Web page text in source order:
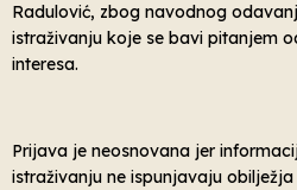
Radulović, zbog navodnog
istraživanju koje se bavi pitanjem
interesa.
Prijava je neosnovana jer
istraživanju ne ispunjavaju